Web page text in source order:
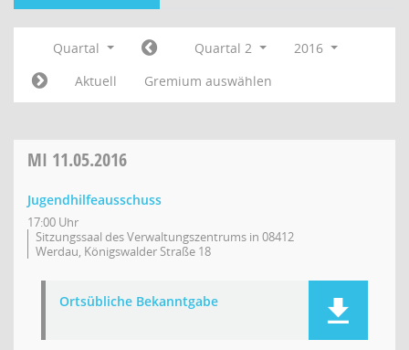
Quartal Quartal 2
2016
Aktuell
Gremium auswählen
MI 11.05.2016
Jugendhilfeausschuss
17:00 Uhr
Sitzungssaal des Verwaltungszentrums in 08412
Werdau, Königswalder Straße 18
Ortsübliche Bekanntgabe